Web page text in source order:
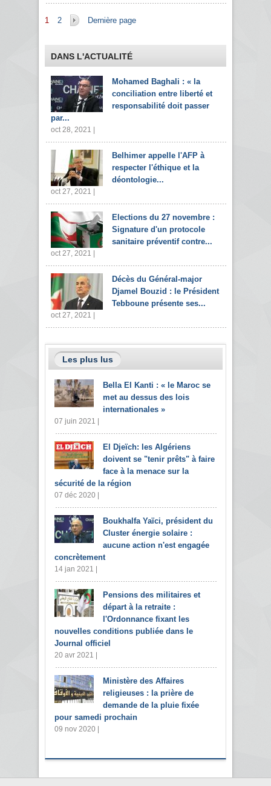
Pages
1 2 Dernière page
DANS L'ACTUALITÉ
Mohamed Baghali : « la
conciliation entre liberté et
responsabilité doit passer
par...
oct 28, 2021 |
Belhimer appelle l'AFP à
respecter l'éthique et la
déontologie...
oct 27, 2021 |
Elections du 27 novembre :
Signature d'un protocole
sanitaire préventif contre...
oct 27, 2021 |
Décès du Général-major
Djamel Bouzid : le Président
Tebboune présente ses...
oct 27, 2021 |
Les plus lus
Bella El Kanti : « le Maroc se
met au dessus des lois
internationales »
07 juin 2021 |
El Djeïch: les Algériens
doivent se "tenir prêts" à faire
face à la menace sur la
sécurité de la région
07 déc 2020 |
Boukhalfa Yaïci, président du
Cluster énergie solaire :
aucune action n'est engagée
concrètement
14 jan 2021 |
Pensions des militaires et
départ à la retraite :
l'Ordonnance fixant les
nouvelles conditions publiée dans le
Journal officiel
20 avr 2021 |
Ministère des Affaires
religieuses : la prière de
demande de la pluie fixée
pour samedi prochain
09 nov 2020 |